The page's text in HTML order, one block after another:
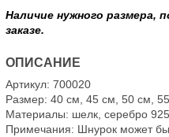
Наличие нужного размера,
заказе.
ОПИСАНИЕ
Артикул: 700020
Размер: 40 см, 45 см, 50 см,
Материалы: шелк, серебро
Примечания: Шнурок может